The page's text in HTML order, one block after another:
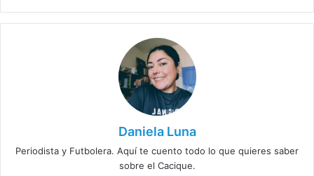
Daniela Luna
Periodista y Futbolera. Aquí te cuento todo lo que quieres saber
sobre el Cacique.